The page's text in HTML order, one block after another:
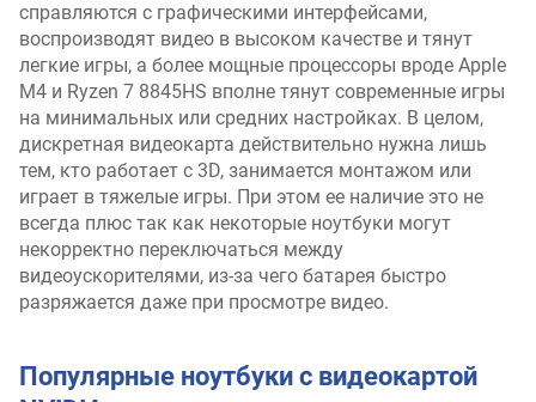
справляются с графическими интерфейсами,
воспроизводят видео в высоком качестве и тянут
легкие игры, а более мощные процессоры вроде Apple
M4 и Ryzen 7 8845HS вполне тянут современные игры
на минимальных или средних настройках. В целом,
дискретная видеокарта действительно нужна лишь
тем, кто работает с 3D, занимается монтажом или
играет в тяжелые игры. При этом ее наличие это не
всегда плюс так как некоторые ноутбуки могут
некорректно переключаться между
видеоускорителями, из-за чего батарея быстро
разряжается даже при просмотре видео.
Популярные ноутбуки с видеокартой